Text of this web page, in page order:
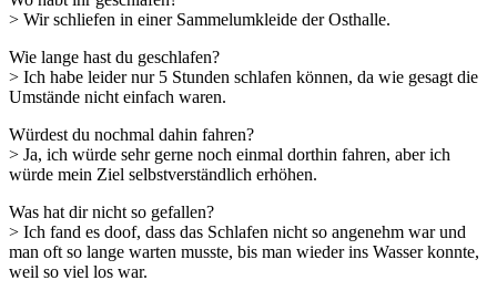
> Wir schliefen in einer Sammelumkleide der Osthalle.
Wie lange hast du geschlafen?
> Ich habe leider nur 5 Stunden schlafen können, da wie gesagt die
Umstände nicht einfach waren.
Würdest du nochmal dahin fahren?
> Ja, ich würde sehr gerne noch einmal dorthin fahren, aber ich
würde mein Ziel selbstverständlich erhöhen.
Was hat dir nicht so gefallen?
> Ich fand es doof, dass das Schlafen nicht so angenehm war und
man oft so lange warten musste, bis man wieder ins Wasser konnte,
weil so viel los war.